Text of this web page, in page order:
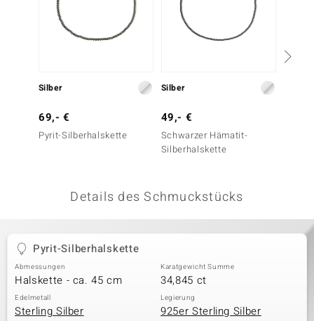
BY DE MELO
Classics
Silber
69,- €
Pyrit-Silberhalskette
Silber
49,- €
Schwarzer Hämatit-
Silberhalskette
Details des Schmuckstücks
Pyrit-Silberhalskette
Abmessungen
Halskette - ca. 45 cm
Karatgewicht Summe
34,845 ct
Edelmetall
Sterling Silber
Legierung
925er Sterling Silber